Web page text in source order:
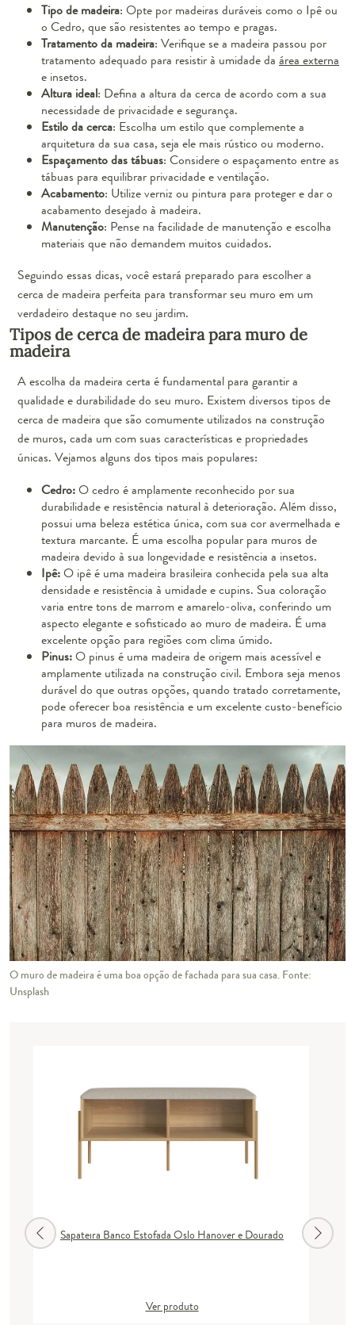
Tipo de madeira: Opte por madeiras duráveis como o Ipê ou
o Cedro, que são resistentes ao tempo e pragas.
Tratamento da madeira: Verifique se a madeira passou por
tratamento adequado para resistir à umidade da área externa
e insetos.
Altura ideal: Defina a altura da cerca de acordo com a sua
necessidade de privacidade e segurança.
Estilo da cerca: Escolha um estilo que complemente a
arquitetura da sua casa, seja ele mais rústico ou moderno.
Espaçamento das tábuas: Considere o espaçamento entre as
tábuas para equilibrar privacidade e ventilação.
Acabamento: Utilize verniz ou pintura para proteger e dar o
acabamento desejado à madeira.
Manutenção: Pense na facilidade de manutenção e escolha
materiais que não demandem muitos cuidados.
Seguindo essas dicas, você estará preparado para escolher a
cerca de madeira perfeita para transformar seu muro em um
verdadeiro destaque no seu jardim.
Tipos de cerca de madeira para muro de
madeira
A escolha da madeira certa é fundamental para garantir a
qualidade e durabilidade do seu muro. Existem diversos tipos de
cerca de madeira que são comumente utilizados na construção
de muros, cada um com suas características e propriedades
únicas. Vejamos alguns dos tipos mais populares:
Cedro:O cedro é amplamente reconhecido por sua
durabilidade e resistência natural à deterioração. Além disso,
possui uma beleza estética única, com sua cor avermelhada e
textura marcante. É uma escolha popular para muros de
madeira devido à sua longevidade e resistência a insetos.
Ipê:O ipê é uma madeira brasileira conhecida pela sua alta
densidade e resistência à umidade e cupins. Sua coloração
varia entre tons de marrom e amarelo-oliva, conferindo um
aspecto elegante e sofisticado ao muro de madeira. É uma
excelente opção para regiões com clima úmido.
Pinus:O pinus é uma madeira de origem mais acessível e
amplamente utilizada na construção civil. Embora seja menos
durável do que outras opções, quando tratado corretamente,
pode oferecer boa resistência e um excelente custo-benefício
para muros de madeira.
O muro de madeira é uma boa opção de fachada para sua casa. Fonte:
Unsplash
Sapateira Banco Estofada Oslo Hanover e Dourado
Ver produto